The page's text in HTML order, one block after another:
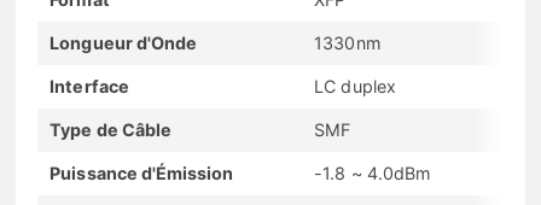
Longueur d'Onde 1330nm
Interface LC duplex
Type de Câble SMF
Puissance d'Émission -1.8 ~ 4.0dBm